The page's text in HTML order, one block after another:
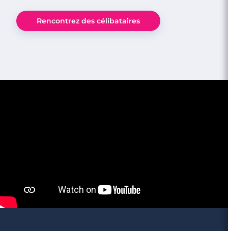
Rencontrez des célibataires